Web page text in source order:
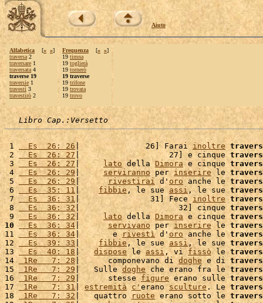
Aiuto
Alfabetica [« »]
traversa 2
traversare 1
traversata 4
traverse 19
traversie 1
travestì 3
travestirò 2
Frequenza [« »]
19 timna
19 toglierà
19 tornerò
19 traverse
19 trifone
19 trovata
19 trovo
Libro Cap.:Versetto
1
  Es  26: 26
|              26] Farai inoltre
2
  Es  26: 27
|                   27] e cinque
3
  Es  26: 27
| lato della Dimora e cinque
4
  Es  26: 29
| serviranno per inserire le
5
  Es  26: 29
| rivestirai d' oro anche le
6
  Es  35: 11
| fibbie , le sue assi, le sue
7
  Es  36: 31
|               31] Fece inoltre
8
  Es  36: 32
|                     32] cinque
9
  Es  36: 32
| lato della Dimora e cinque
10
  Es  36: 34
| servivano per inserire le
11
  Es  36: 34
|       e rivestì d'oro anche le
12
  Es  39: 33
| fibbie , le sue assi, le sue
13
  Es  40: 18
| dispose le assi, vi fissò le
14 1Re   7: 28 |      componevano di doghe e di
15 1Re   7: 29 |   Sulle doghe che erano fra le
16
1Re   7: 29 |      stesse figure erano sulle
17 1Re   7: 31| estremità c' erano sculture . Le
18
1Re   7: 32 |   quattro ruote erano sotto le